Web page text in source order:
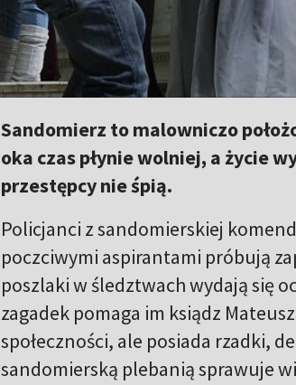
Sandomierz to malowniczo
oka czas płynie wolniej, a życie
przestępcy nie śpią.
Policjanci z sandomierskiej
poczciwymi aspirantami próbują
poszlaki w śledztwach wydają się
zagadek pomaga im ksiądz
społeczności, ale posiada rzadki,
sandomierską plebanią sprawuje